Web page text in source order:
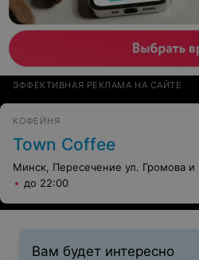
ЭФФЕКТИВНАЯ РЕКЛАМА НА САЙТЕ
КОФЕЙНЯ
Town Coffee
до 22:00
Вам будет интересно